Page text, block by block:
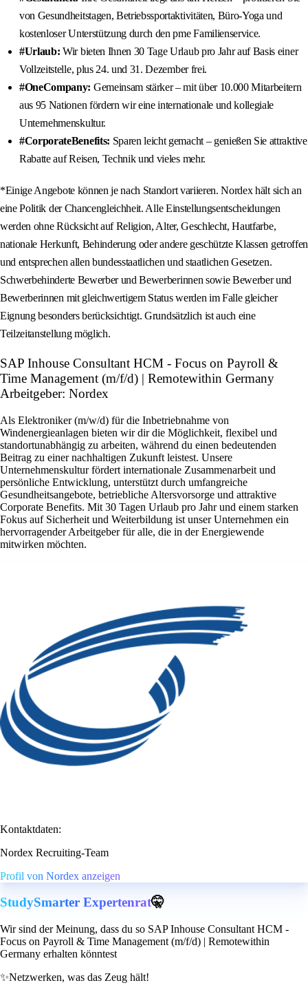
von Gesundheitstagen, Betriebssportaktivitäten, Büro-Yoga und
kostenloser Unterstützung durch den pme Familienservice.
#Urlaub: Wir bieten Ihnen 30 Tage Urlaub pro Jahr auf Basis einer
Vollzeitstelle, plus 24. und 31. Dezember frei.
#OneCompany: Gemeinsam stärker – mit über 10.000 Mitarbeitern
aus 95 Nationen fördern wir eine internationale und kollegiale
Unternehmenskultur.
#CorporateBenefits: Sparen leicht gemacht – genießen Sie attraktive
Rabatte auf Reisen, Technik und vieles mehr.
*Einige Angebote können je nach Standort variieren. Nordex hält sich an
eine Politik der Chancengleichheit. Alle Einstellungsentscheidungen
werden ohne Rücksicht auf Religion, Alter, Geschlecht, Hautfarbe,
nationale Herkunft, Behinderung oder andere geschützte Klassen getroffen
und entsprechen allen bundesstaatlichen und staatlichen Gesetzen.
Schwerbehinderte Bewerber und Bewerberinnen sowie Bewerber und
Bewerberinnen mit gleichwertigem Status werden im Falle gleicher
Eignung besonders berücksichtigt. Grundsätzlich ist auch eine
Teilzeitanstellung möglich.
SAP Inhouse Consultant HCM - Focus on Payroll &
Time Management (m/f/d) | Remotewithin Germany
Arbeitgeber: Nordex
Als Elektroniker (m/w/d) für die Inbetriebnahme von
Windenergieanlagen bieten wir dir die Möglichkeit, flexibel und
standortunabhängig zu arbeiten, während du einen bedeutenden
Beitrag zu einer nachhaltigen Zukunft leistest. Unsere
Unternehmenskultur fördert internationale Zusammenarbeit und
persönliche Entwicklung, unterstützt durch umfangreiche
Gesundheitsangebote, betriebliche Altersvorsorge und attraktive
Corporate Benefits. Mit 30 Tagen Urlaub pro Jahr und einem starken
Fokus auf Sicherheit und Weiterbildung ist unser Unternehmen ein
hervorragender Arbeitgeber für alle, die in der Energiewende
mitwirken möchten.
Kontaktdaten:
Nordex Recruiting-Team
Profil von Nordex anzeigen
StudySmarter Expertenrat🤫
Wir sind der Meinung, dass du so SAP Inhouse Consultant HCM -
Focus on Payroll & Time Management (m/f/d) | Remotewithin
Germany erhalten könntest
✨Netzwerken, was das Zeug hält!